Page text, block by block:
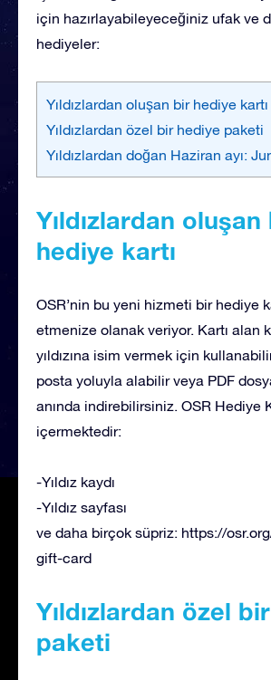
için hazırlayabileyeceğiniz ufak ve
hediyeler:
Yıldızlardan oluşan bir hediye kartı
Yıldızlardan özel bir hediye paketi
Yıldızlardan doğan Haziran ayı:
Yıldızlardan oluşan
hediye kartı
OSR’nin bu yeni hizmeti bir hediye
etmenize olanak veriyor. Kartı alan
yıldızına isim vermek için
posta yoluyla alabilir veya PDF
anında indirebilirsiniz. OSR Hediye
içermektedir:
-Yıldız kaydı
-Yıldız sayfası
ve daha birçok süpriz: https://
gift-card
Yıldızlardan özel
paketi